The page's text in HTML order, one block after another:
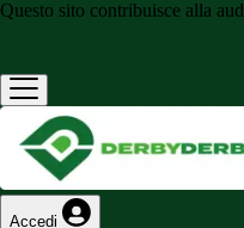
Questo sito contribuisce alla
Accedi